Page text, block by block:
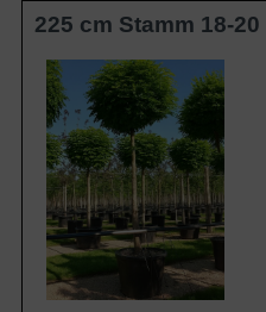
225 cm Stamm 18-